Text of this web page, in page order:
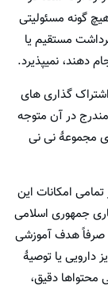
گونه مسئولیتی
مستقیم یا
دهند، نمیپذیرد.
گذاری های
در آن متوجه
مجموعۀ نی نی
امکانات این
جاری جمهوری اسلامی
صرفاً هدف آموزشی
دارویی یا توصیۀ
محتواها دقیق،